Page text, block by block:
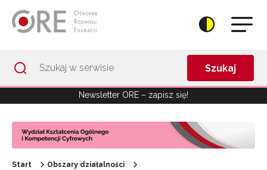
Szukaj
Newsletter ORE – zapisz się!
Start
Obszary działalności